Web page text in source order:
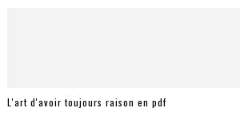
L'art d'avoir toujours raison en pdf